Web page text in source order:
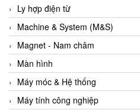
B&C Electronics
B&R
Babcok wilcox
Baelz Automatic Vietnam
Bahr Modultechnik Vietnam
Balluff
Ly hợp điện từ
Machine & System (M&S)
Magnet - Nam châm
Màn hình
Máy móc & Hệ thống
Máy tính công nghiệp